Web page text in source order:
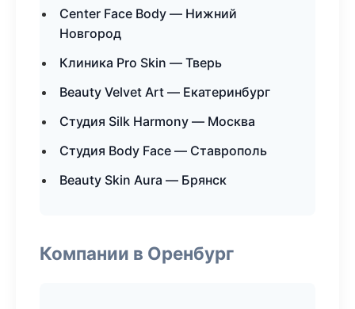
Center Face Body — Нижний
Новгород
Клиника Pro Skin — Тверь
Beauty Velvet Art — Екатеринбург
Студия Silk Harmony — Москва
Студия Body Face — Ставрополь
Beauty Skin Aura — Брянск
Компании в Оренбург